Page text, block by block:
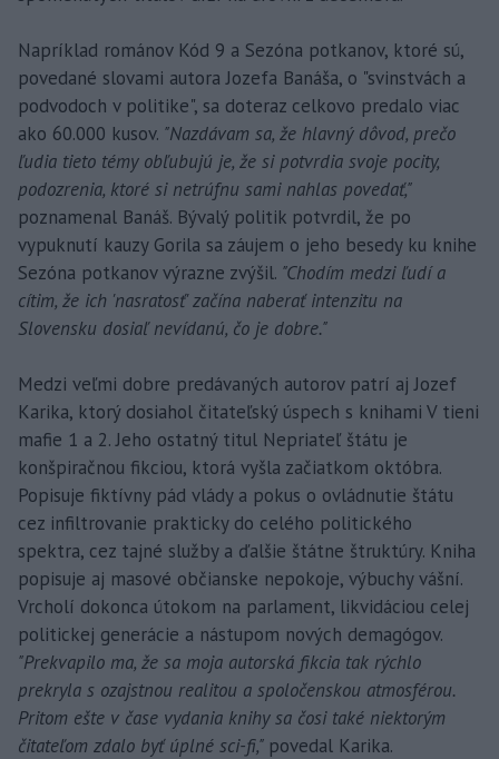
Napríklad románov Kód 9 a Sezóna potkanov, ktoré sú,
povedané slovami autora Jozefa Banáša, o "svinstvách a
podvodoch v politike", sa doteraz celkovo predalo viac
ako 60.000 kusov. "Nazdávam sa, že hlavný dôvod, prečo
ľudia tieto témy obľubujú je, že si potvrdia svoje pocity,
podozrenia, ktoré si netrúfnu sami nahlas povedať,"
poznamenal Banáš. Bývalý politik potvrdil, že po
vypuknutí kauzy Gorila sa záujem o jeho besedy ku knihe
Sezóna potkanov výrazne zvýšil. "Chodím medzi ľudí a
cítim, že ich 'nasratosť' začína naberať intenzitu na
Slovensku dosiaľ nevídanú, čo je dobre."
Medzi veľmi dobre predávaných autorov patrí aj Jozef
Karika, ktorý dosiahol čitateľský úspech s knihami V tieni
mafie 1 a 2. Jeho ostatný titul Nepriateľ štátu je
konšpiračnou fikciou, ktorá vyšla začiatkom októbra.
Popisuje fiktívny pád vlády a pokus o ovládnutie štátu
cez infiltrovanie prakticky do celého politického
spektra, cez tajné služby a ďalšie štátne štruktúry. Kniha
popisuje aj masové občianske nepokoje, výbuchy vášní.
Vrcholí dokonca útokom na parlament, likvidáciou celej
politickej generácie a nástupom nových demagógov.
"Prekvapilo ma, že sa moja autorská fikcia tak rýchlo
prekryla s ozajstnou realitou a spoločenskou atmosférou.
Pritom ešte v čase vydania knihy sa čosi také niektorým
čitateľom zdalo byť úplné sci-fi," povedal Karika.